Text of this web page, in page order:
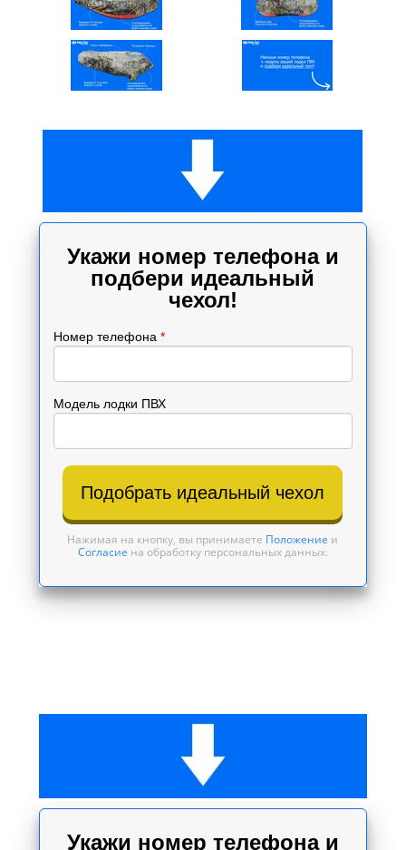
Укажи номер телефона и
подбери идеальный
чехол!
Номер телефона *
Модель лодки ПВХ
Подобрать идеальный чехол
Нажимая на кнопку, вы принимаете Положение и
Согласие на обработку персональных данных.
Укажи номер телефона и